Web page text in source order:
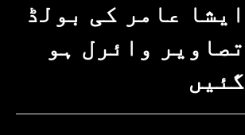
ایشا عامر کی بولڈ
تصاویر وائرل ہو
گئیں